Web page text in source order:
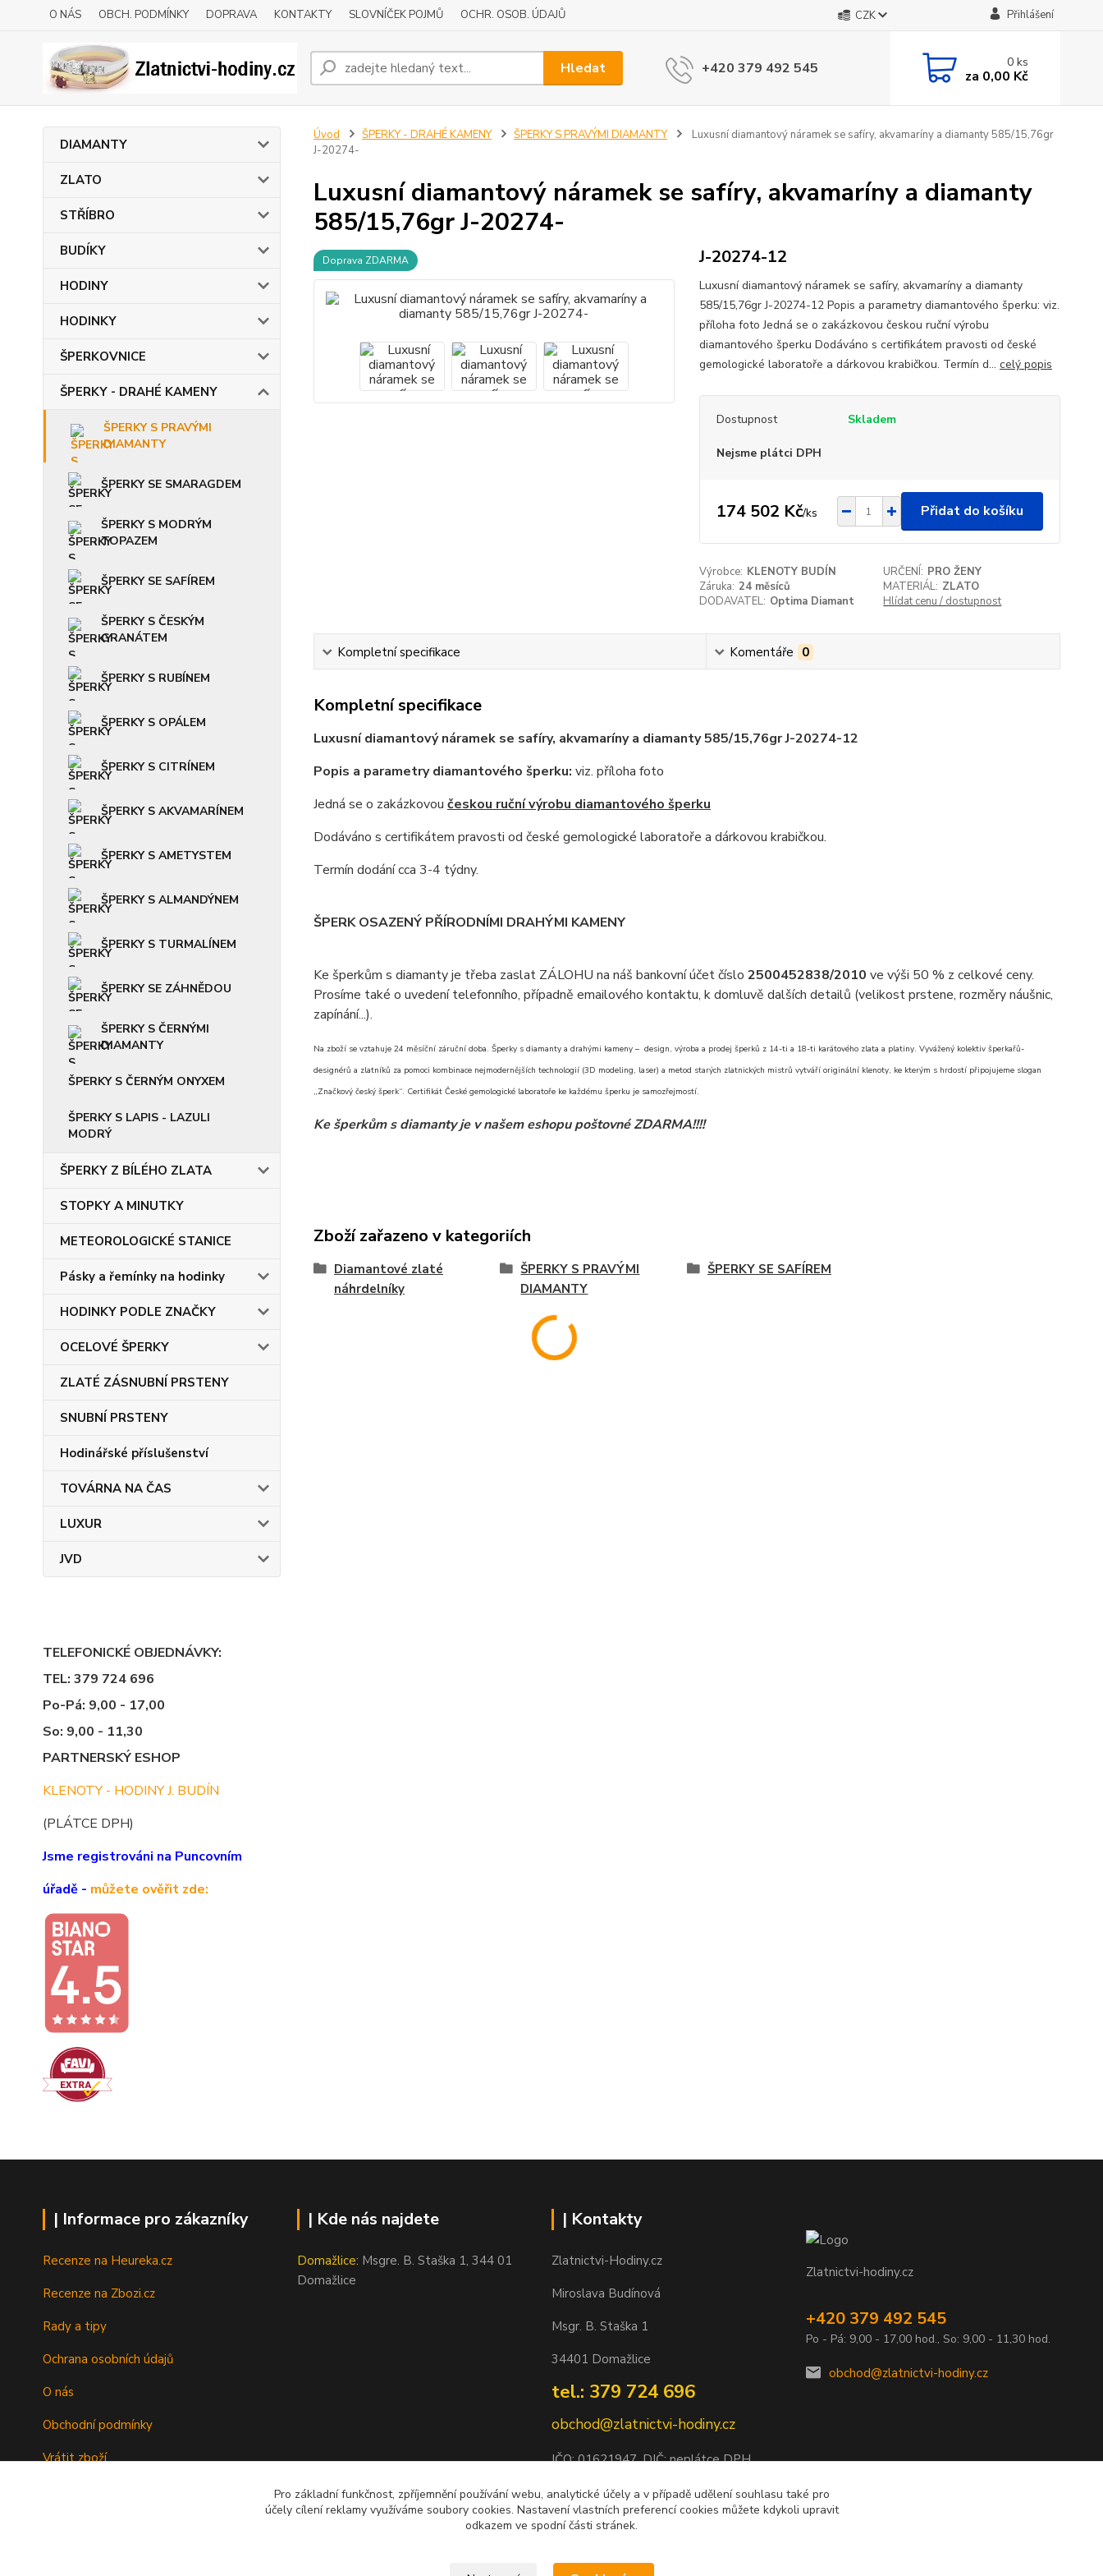
O NÁS OBCH. PODMÍNKY DOPRAVA KONTAKTY SLOVNÍČEK POJMŮ OCHR. OSOB. ÚDAJŮ CZK Přihlášení
Hledat +420 379 492 545 0ks
za 0,00 Kč
DIAMANTY
ZLATO
STŘÍBRO
BUDÍKY
HODINY
HODINKY
ŠPERKOVNICE
ŠPERKY - DRAHÉ KAMENY
ŠPERKY S PRAVÝMI
DIAMANTY
ŠPERKY SE SMARAGDEM
ŠPERKY S MODRÝM
TOPAZEM
ŠPERKY SE SAFÍREM
ŠPERKY S ČESKÝM
GRANÁTEM
ŠPERKY S RUBÍNEM
ŠPERKY S OPÁLEM
ŠPERKY S CITRÍNEM
ŠPERKY S AKVAMARÍNEM
ŠPERKY S AMETYSTEM
ŠPERKY S ALMANDÝNEM
ŠPERKY S TURMALÍNEM
ŠPERKY SE ZÁHNĚDOU
ŠPERKY S ČERNÝMI
DIAMANTY
ŠPERKY S ČERNÝM ONYXEM
ŠPERKY S LAPIS - LAZULI
MODRÝ
ŠPERKY Z BÍLÉHO ZLATA
STOPKY A MINUTKY
METEOROLOGICKÉ STANICE
Pásky a řemínky na hodinky
HODINKY PODLE ZNAČKY
OCELOVÉ ŠPERKY
ZLATÉ ZÁSNUBNÍ PRSTENY
SNUBNÍ PRSTENY
Hodinářské příslušenství
TOVÁRNA NA ČAS
LUXUR
JVD
TELEFONICKÉ OBJEDNÁVKY:
TEL: 379 724 696
Po-Pá: 9,00 - 17,00
So: 9,00 - 11,30
PARTNERSKÝ ESHOP
KLENOTY - HODINY J. BUDÍN
(PLÁTCE DPH)
Jsme registrováni na Puncovním
úřadě - můžete ověřit zde:
Úvod ŠPERKY - DRAHÉ KAMENY ŠPERKY S PRAVÝMI DIAMANTY
Luxusní diamantový náramek se safíry, akvamaríny a diamanty 585/15,76gr
J-20274-
Luxusní diamantový náramek se safíry, akvamaríny a diamanty
585/15,76gr J-20274-
Doprava ZDARMA J-20274-12
Luxusní diamantový náramek se safíry, akvamaríny a diamanty
585/15,76gr J-20274-12 Popis a parametry diamantového šperku: viz.
příloha foto Jedná se o zakázkovou českou ruční výrobu
diamantového šperku Dodáváno s certifikátem pravosti od české
gemologické laboratoře a dárkovou krabičkou. Termín d... celý popis
Dostupnost Skladem
Nejsme plátci DPH
174 502 Kč/ks Přidat do košíku
Výrobce: KLENOTY BUDÍN URČENÍ: PRO ŽENY
Záruka: 24 měsíců MATERIÁL: ZLATO
DODAVATEL: Optima Diamant Hlídat cenu / dostupnost
Kompletní specifikace Komentáře 0
Kompletní specifikace
Luxusní diamantový náramek se safíry, akvamaríny a diamanty 585/15,76gr J-20274-12
Popis a parametry diamantového šperku: viz. příloha foto
Jedná se o zakázkovou českou ruční výrobu diamantového šperku
Dodáváno s certifikátem pravosti od české gemologické laboratoře a dárkovou krabičkou.
Termín dodání cca 3-4 týdny.
ŠPERK OSAZENÝ PŘÍRODNÍMI DRAHÝMI KAMENY
Ke šperkům s diamanty je třeba zaslat ZÁLOHU na náš bankovní účet číslo 2500452838/2010 ve výši 50 % z celkové ceny.
Prosíme také o uvedení telefonního, případně emailového kontaktu, k domluvě dalších detailů (velikost prstene, rozměry náušnic,
zapínání...).
Na zboží se vztahuje 24 měsíční záruční doba. Šperky s diamanty a drahými kameny – design, výroba a prodej šperků z 14-ti a 18-ti karátového zlata a platiny. Vyvážený kolektiv šperkařů-
designérů a zlatníků za pomoci kombinace nejmodernějších technologií (3D modeling, laser) a metod starých zlatnických mistrů vytváří originální klenoty, ke kterým s hrdostí připojujeme slogan
„Značkový český šperk“. Certifikát České gemologické laboratoře ke každému šperku je samozřejmostí.
Ke šperkům s diamanty je v našem eshopu poštovné ZDARMA!!!!
Zboží zařazeno v kategoriích
Diamantové zlaté
náhrdelníky
ŠPERKY S PRAVÝMI
DIAMANTY
ŠPERKY SE SAFÍREM
| Informace pro zákazníky
Recenze na Heureka.cz
Recenze na Zbozi.cz
Rady a tipy
Ochrana osobních údajů
O nás
Obchodní podmínky
Vrátit zboží
| Kde nás najdete
Domažlice: Msgre. B. Staška 1, 344 01
Domažlice
| Kontakty
Zlatnictvi-Hodiny.cz
Miroslava Budínová
Msgr. B. Staška 1
34401 Domažlice
tel.: 379 724 696
obchod@zlatnictvi-hodiny.cz
IČO: 01621947, DIČ: neplátce DPH
Bankovní spojení: 2500452838/2010
Zlatnictvi-hodiny.cz
+420 379 492 545
Po - Pá: 9,00 - 17,00 hod., So: 9,00 - 11,30 hod.
obchod@zlatnictvi-hodiny.cz
Pro základní funkčnost, zpříjemnění používání webu, analytické účely a v případě udělení souhlasu také pro
účely cílení reklamy využíváme soubory cookies. Nastavení vlastních preferencí cookies můžete kdykoli upravit
odkazem ve spodní části stránek.